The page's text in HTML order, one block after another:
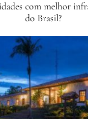
com melhor
do Brasil?